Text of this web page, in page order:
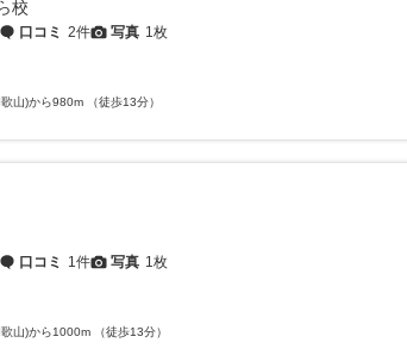
口コミ 2件 写真 1枚
山)から980m （徒歩13分）
口コミ 1件 写真 1枚
山)から1000m （徒歩13分）